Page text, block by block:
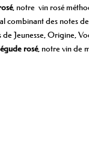
, notre vin rosé
des notes
Jeunesse, Origine,
rosé, notre vin de